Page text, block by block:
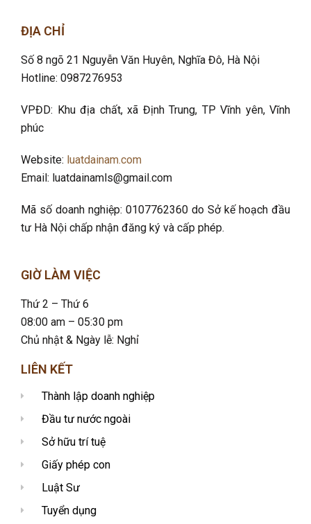
ĐỊA CHỈ
Số 8 ngõ 21 Nguyễn Văn Huyên, Nghĩa Đô, Hà Nội
Hotline: 0987276953
VPĐD: Khu địa chất, xã Định Trung, TP Vĩnh yên, Vĩnh
phúc
Website: luatdainam.com
Email: luatdainamls@gmail.com
Mã số doanh nghiệp: 0107762360 do Sở kế hoạch đầu
tư Hà Nội chấp nhận đăng ký và cấp phép.
GIỜ LÀM VIỆC
Thứ 2 – Thứ 6
08:00 am – 05:30 pm
Chủ nhật & Ngày lễ: Nghỉ
LIÊN KẾT
Thành lập doanh nghiệp
Đầu tư nước ngoài
Sở hữu trí tuệ
Giấy phép con
Luật Sư
Tuyển dụng